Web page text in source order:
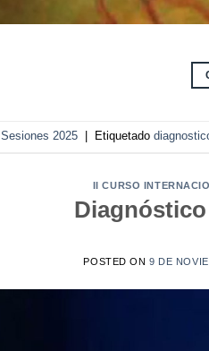
Sesiones 2025 Etiquetado
II CURSO
POSTED ON9 DE